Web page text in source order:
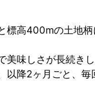
高400mの土地
味しさが長続きし
降2ヶ月ごと、毎